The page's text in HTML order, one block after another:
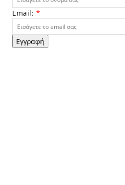
Email: *
Εγγραφή